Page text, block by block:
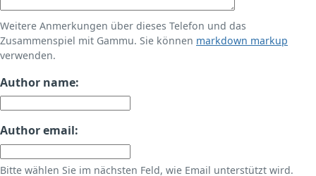
Weitere Anmerkungen über dieses Telefon und das
Zusammenspiel mit Gammu. Sie können markdown markup
verwenden.
Author name:
Author email:
Bitte wählen Sie im nächsten Feld, wie Email unterstützt wird.